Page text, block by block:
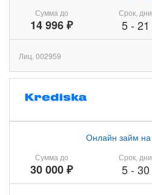
Сумма до
14 996 ₽
Срок, дни
5- 21
Лиц. 002959
Сумма до
30 000 ₽
Онлайн займ на
Срок, дни
5- 30